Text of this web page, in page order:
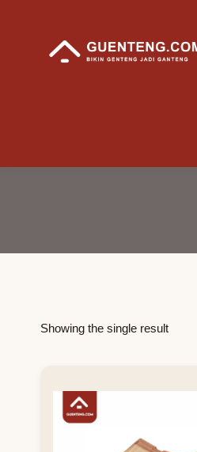
Lisplang
Showing the single result